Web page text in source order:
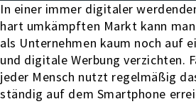
In einer immer digitaler
hart umkämpften Markt kann man
als Unternehmen kaum noch auf
und digitale Werbung verzichten.
jeder Mensch nutzt regelmäßig
ständig auf dem Smartphone